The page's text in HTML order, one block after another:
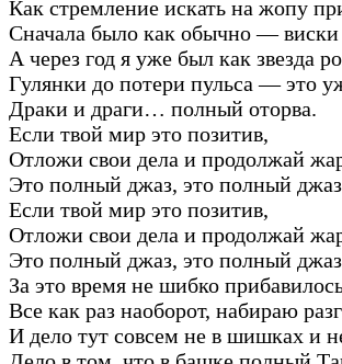
Как стремление искать на жопу
Сначала было как обычно — виски
А через год я уже был как звезда
Гулянки до потери пульса — это
Драки и драги… полный оторва.
Если твой мир это позитив,
Отложи свои дела и продолжай
Это полный джаз, это полный
Если твой мир это позитив,
Отложи свои дела и продолжай
Это полный джаз, это полный
За это время не шибко
Все как раз наоборот, набираю
И дело тут совсем не в шишках и